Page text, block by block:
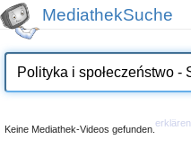
MediathekSuche
Keine Mediathek-Videos gefunden.
erklären